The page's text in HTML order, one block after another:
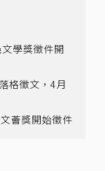
學獎徵件開
格徵文，4月
薈獎開始徵件